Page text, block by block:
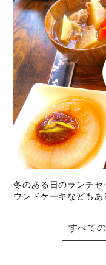
冬のある日のランチ
ウンドケーキなどもあ
すべて